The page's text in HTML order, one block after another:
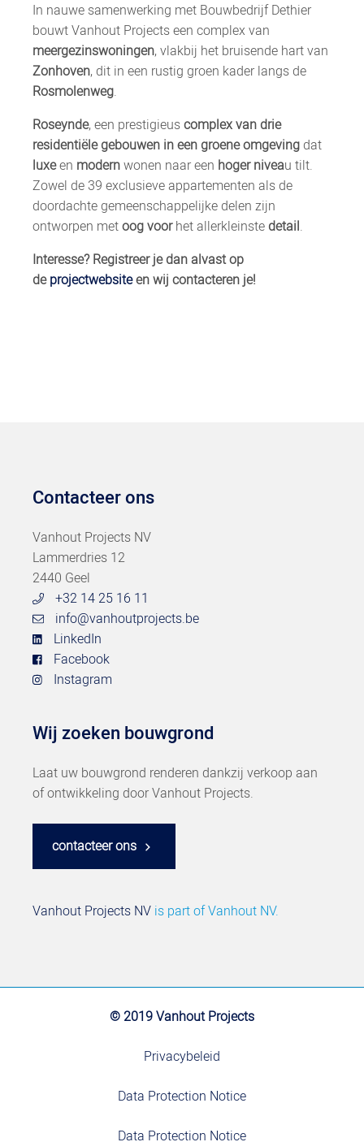
In nauwe samenwerking met Bouwbedrijf Dethier
bouwt Vanhout Projects een complex van
meergezinswoningen, vlakbij het bruisende hart van
Zonhoven, dit in een rustig groen kader langs de
Rosmolenweg.
Roseynde, een prestigieuscomplex van drie
residentiële gebouwen in een groene omgeving dat
luxeen modernwonen naar een hoger niveau tilt.
Zowel de 39 exclusieve appartementen als de
doordachte gemeenschappelijke delen zijn
ontworpen metoogvoorhet allerkleinste detail.
Interesse? Registreer je dan alvast op
deprojectwebsiteen wij contacteren je!
Contacteer ons
Vanhout Projects NV
Lammerdries 12
2440 Geel
+32 14 25 16 11
info@vanhoutprojects.be
LinkedIn
Facebook
Instagram
Wij zoeken bouwgrond
Laat uw bouwgrond renderen dankzij verkoop aan
of ontwikkeling door Vanhout Projects.
contacteer ons
Vanhout Projects NV is part ofVanhout NV.
© 2019 Vanhout Projects
Privacybeleid
Data Protection Notice
Data Protection Notice